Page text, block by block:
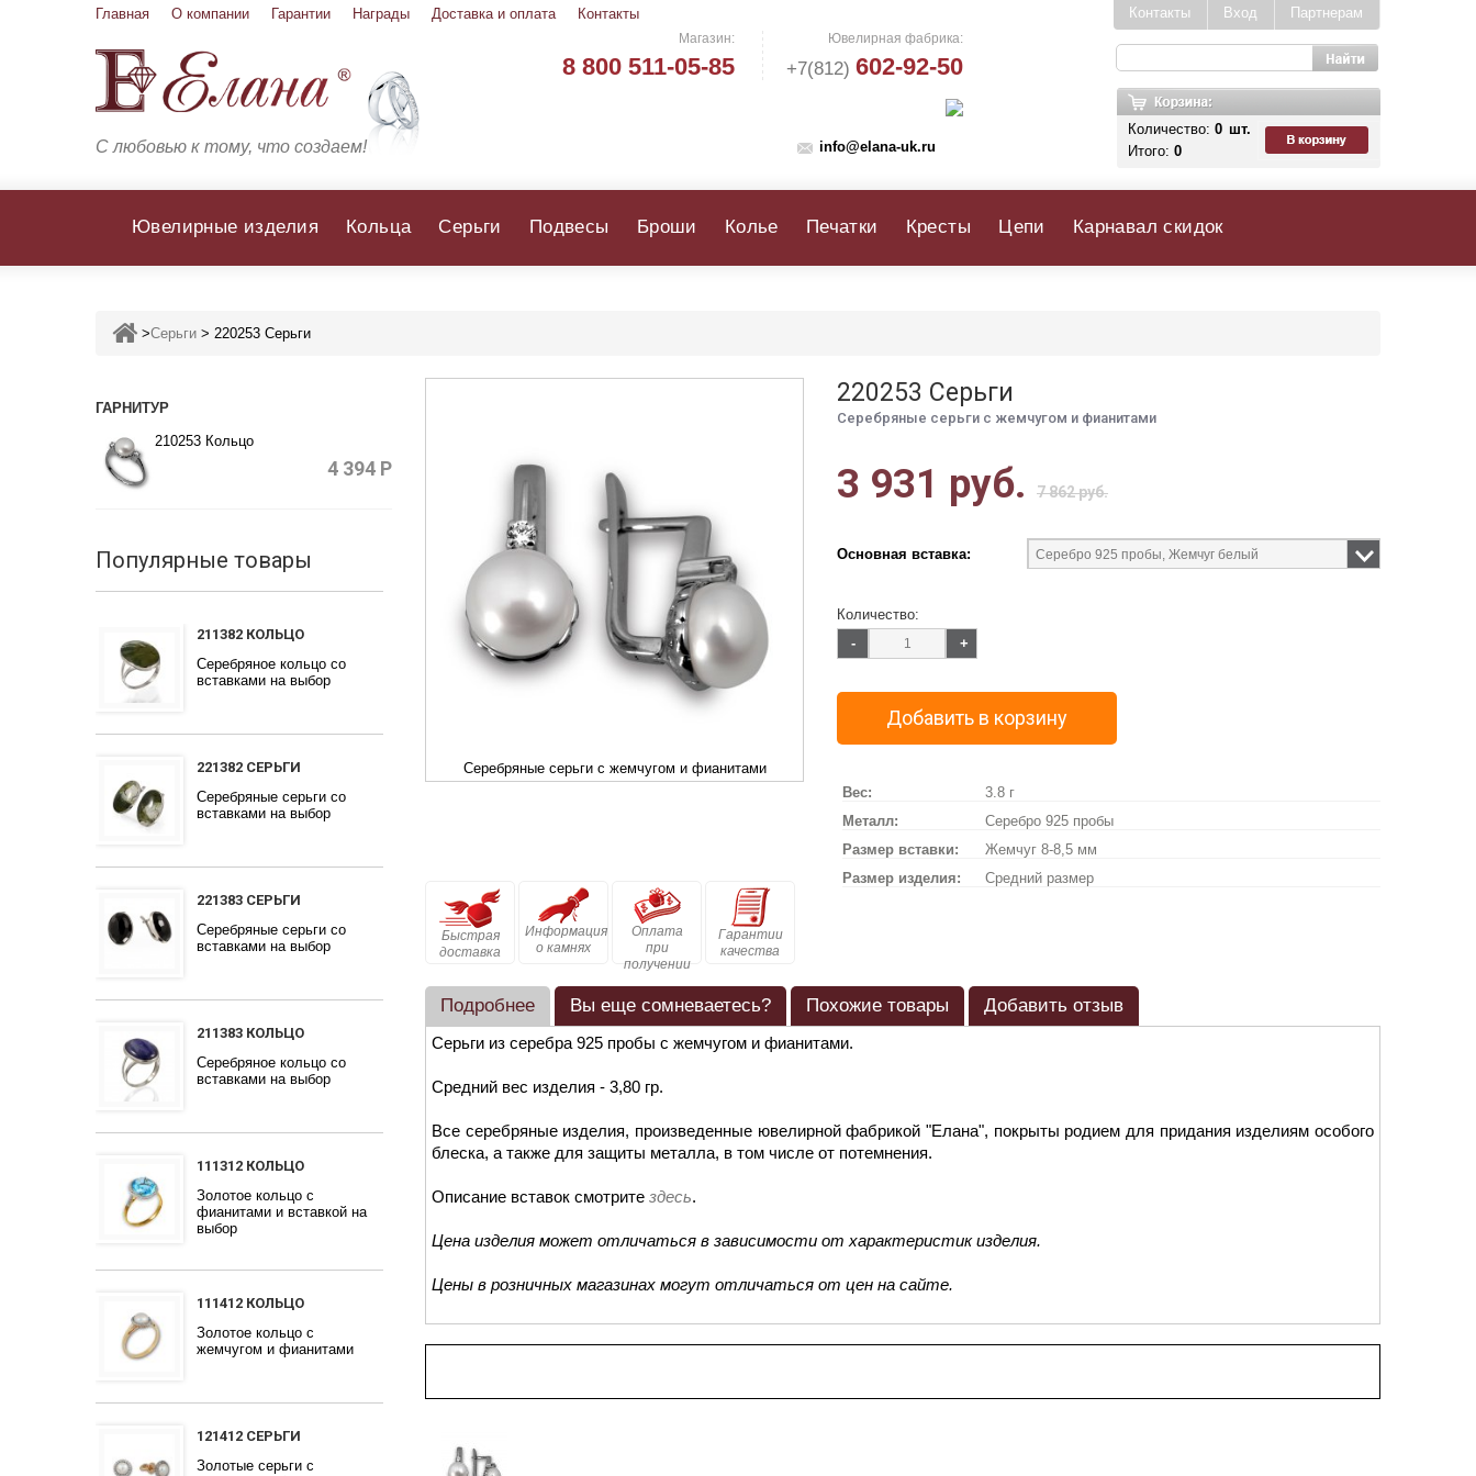
Главная О компании Гарантии Награды Доставка и оплата Контакты
С любовью к тому, что создаем!
Магазин:
8 800 511-05-85
Ювелирная фабрика:
+7(812) 602-92-50
info@elana-uk.ru
Партнерам
Вход
Контакты
Количество: 0 шт.
Итого: 0
Ювелирные изделия Кольца Серьги Подвесы Броши Колье Печатки Кресты Цепи Карнавал скидок
>Серьги > 220253 Серьги
ГАРНИТУР
210253 Кольцо
4 394 Р
Популярные товары
211382 КОЛЬЦО
Серебряное кольцо со
вставками на выбор
221382 СЕРЬГИ
Серебряные серьги со
вставками на выбор
221383 СЕРЬГИ
Серебряные серьги со
вставками на выбор
211383 КОЛЬЦО
Серебряное кольцо со
вставками на выбор
111312 КОЛЬЦО
Золотое кольцо с
фианитами и вставкой на
выбор
111412 КОЛЬЦО
Золотое кольцо с
жемчугом и фианитами
121412 СЕРЬГИ
Золотые серьги с
Серебряные серьги с жемчугом и фианитами
Быстрая
доставка
Информация
о камнях
Оплата
при
получении
Гарантии
качества
220253 Серьги
Серебряные серьги с жемчугом и фианитами
3 931 руб. 7 862 руб.
Основная вставка:
Количество:
-
+
Добавить в корзину
Вес:
3.8 г
Металл:
Серебро 925 пробы
Размер вставки:
Жемчуг 8-8,5 мм
Размер изделия:
Средний размер
Подробнее Вы еще сомневаетесь? Похожие товары Добавить отзыв
Серьги из серебра 925 пробы с жемчугом и фианитами.
Средний вес изделия - 3,80 гр.
Все серебряные изделия, произведенные ювелирной фабрикой "Елана", покрыты родием для придания изделиям особого
блеска, а также для защиты металла, в том числе от потемнения.
Описание вставок смотрите здесь.
Цена изделия может отличаться в зависимости от характеристик изделия.
Цены в розничных магазинах могут отличаться от цен на сайте.